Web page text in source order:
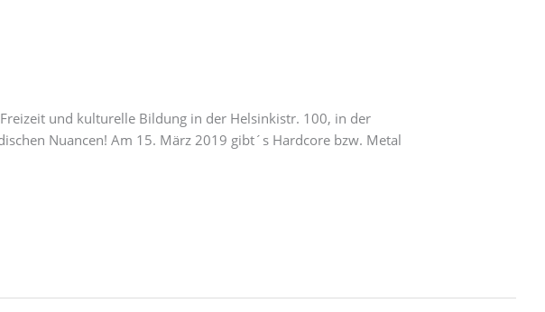
und kulturelle Bildung in der Helsinkistr. 100, in der
Nuancen! Am 15. März 2019 gibt´s Hardcore bzw. Metal